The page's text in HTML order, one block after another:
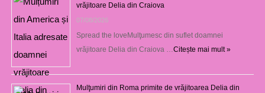
vrăjitoare Delia din Craiova
07/08/2026
Spread the loveMulţumesc din suflet doamnei
vrăjitoare Delia din Craiova …Citește mai mult »
Mulţumiri din Roma primite de vrăjitoarea Delia din